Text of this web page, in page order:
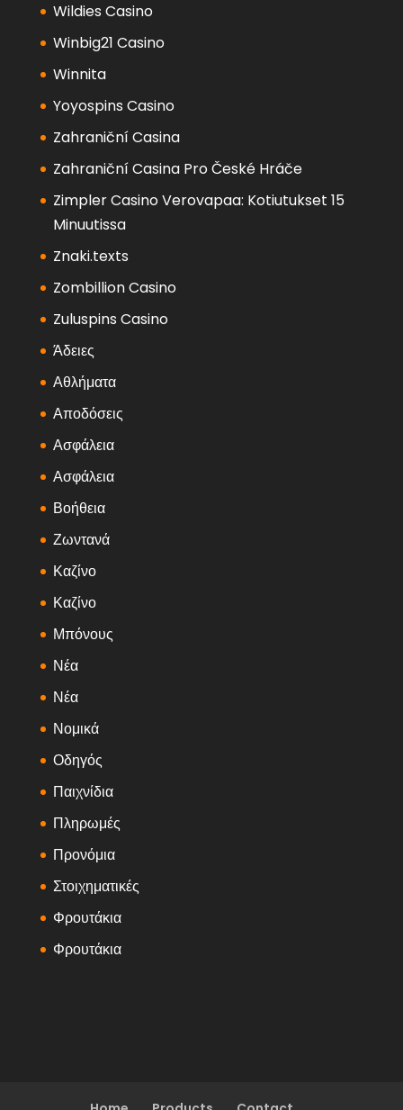
Wildies Casino
Winbig21 Casino
Winnita
Yoyospins Casino
Zahraniční Casina
Zahraniční Casina Pro České Hráče
Zimpler Casino Verovapaa: Kotiutukset 15
Minuutissa
Znaki.texts
Zombillion Casino
Zuluspins Casino
Άδειες
Αθλήματα
Αποδόσεις
Ασφάλεια
Ασφάλεια
Βοήθεια
Ζωντανά
Καζίνο
Καζίνο
Μπόνους
Νέα
Νέα
Νομικά
Οδηγός
Παιχνίδια
Πληρωμές
Προνόμια
Στοιχηματικές
Φρουτάκια
Φρουτάκια